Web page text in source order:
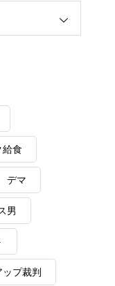
給食
デマ
男
プ裁判